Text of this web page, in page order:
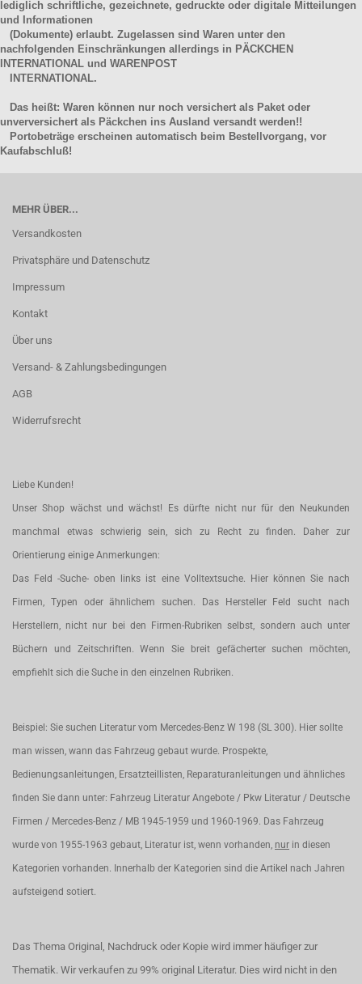
lediglich schriftliche, gezeichnete, gedruckte oder digitale Mitteilungen
und Informationen
(Dokumente) erlaubt. Zugelassen sind Waren unter den
nachfolgenden Einschränkungen allerdings in PÄCKCHEN
INTERNATIONAL und WARENPOST
INTERNATIONAL.
Das heißt: Waren können nur noch versichert als Paket oder
unverversichert als Päckchen ins Ausland versandt werden!!
Portobeträge erscheinen automatisch beim Bestellvorgang, vor
Kaufabschluß!
MEHR ÜBER...
Versandkosten
Privatsphäre und Datenschutz
Impressum
Kontakt
Über uns
Versand- & Zahlungsbedingungen
AGB
Widerrufsrecht
Liebe Kunden!
Unser Shop wächst und wächst! Es dürfte nicht nur für den Neukunden
manchmal etwas schwierig sein, sich zu Recht zu finden. Daher zur
Orientierung einige Anmerkungen:
Das Feld -Suche- oben links ist eine Volltextsuche. Hier können Sie nach
Firmen, Typen oder ähnlichem suchen. Das Hersteller Feld sucht nach
Herstellern, nicht nur bei den Firmen-Rubriken selbst, sondern auch unter
Büchern und Zeitschriften. Wenn Sie breit gefächerter suchen möchten,
empfiehlt sich die Suche in den einzelnen Rubriken.
Beispiel: Sie suchen Literatur vom Mercedes-Benz W 198 (SL 300). Hier sollte
man wissen, wann das Fahrzeug gebaut wurde. Prospekte,
Bedienungsanleitungen, Ersatzteillisten, Reparaturanleitungen und ähnliches
finden Sie dann unter: Fahrzeug Literatur Angebote / Pkw Literatur / Deutsche
Firmen / Mercedes-Benz / MB 1945-1959 und 1960-1969. Das Fahrzeug
wurde von 1955-1963 gebaut, Literatur ist, wenn vorhanden, nur in diesen
Kategorien vorhanden. Innerhalb der Kategorien sind die Artikel nach Jahren
aufsteigend sotiert.
Das Thema Original, Nachdruck oder Kopie wird immer häufiger zur
Thematik. Wir verkaufen zu 99% original Literatur. Dies wird nicht in den